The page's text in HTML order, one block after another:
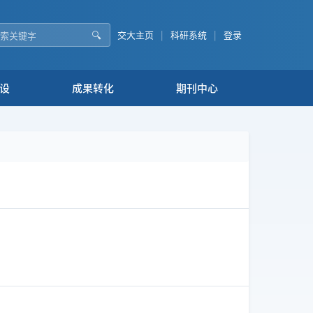
🔍 交大主页 | 科研系统 | 登录
成果转化 期刊中心